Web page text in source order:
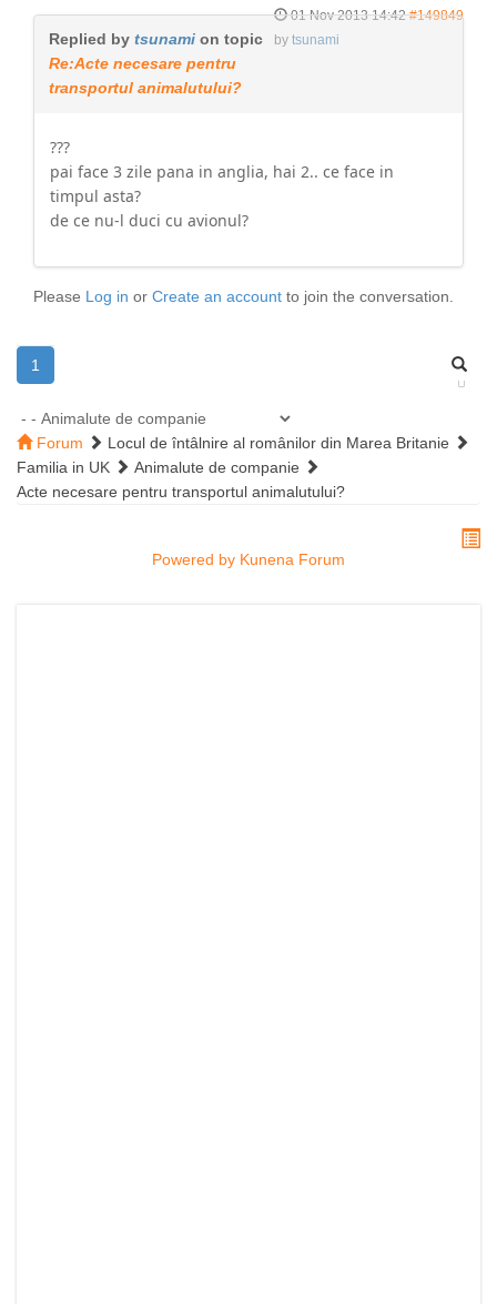
01 Nov 2013 14:42 #149849
by tsunami
Replied by tsunami on topic
Re:Acte necesare pentru
transportul animalutului?
???
pai face 3 zile pana in anglia, hai 2.. ce face in
timpul asta?
de ce nu-l duci cu avionul?
Please Log in or Create an account to join the conversation.
1
Forum
Locul de întâlnire al românilor din Marea Britanie
Familia in UK
Animalute de companie
Acte necesare pentru transportul animalutului?
Powered by Kunena Forum